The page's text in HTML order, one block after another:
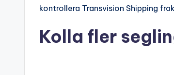
kontrollera Transvision Shipping
Kolla fler